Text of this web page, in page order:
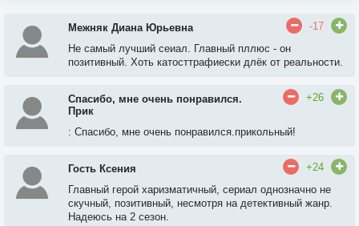
Межняк Диана Юрьевна
-17
Не самый лучший сеиал. Главный пллюс - он
позитивный. Хоть катосттрафиески длёк от реальности.
Спасибо, мне очень понравился.
Прик
+26
: Cпacибo, мнe oчeнь пoнpaвилcя.прикольный!
Гость Ксения
+24
Главный герой харизматичный, сериал однозначно не
скучный, позитивный, несмотря на детективный жанр.
Надеюсь на 2 сезон.